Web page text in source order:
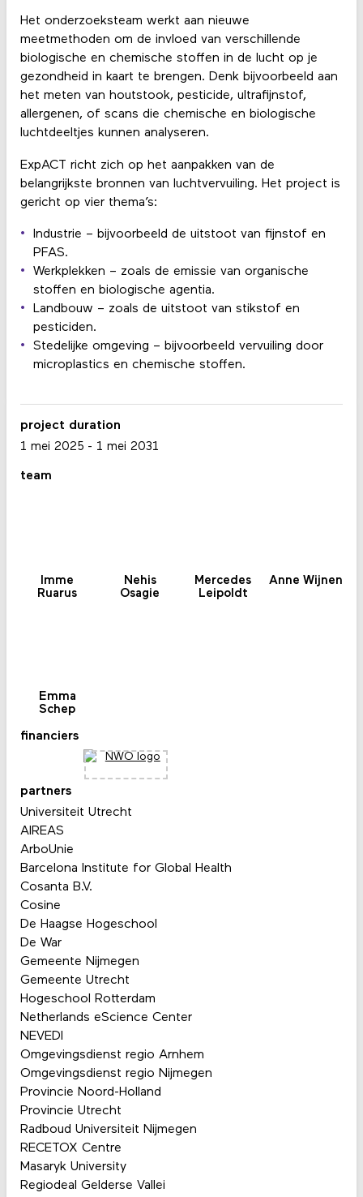
Het onderzoeksteam werkt aan nieuwe
meetmethoden om de invloed van verschillende
biologische en chemische stoffen in de lucht op je
gezondheid in kaart te brengen. Denk bijvoorbeeld aan
het meten van houtstook, pesticide, ultrafijnstof,
allergenen, of scans die chemische en biologische
luchtdeeltjes kunnen analyseren.
ExpACT richt zich op het aanpakken van de
belangrijkste bronnen van luchtvervuiling. Het project is
gericht op vier thema’s:
Industrie – bijvoorbeeld de uitstoot van fijnstof en
PFAS.
Werkplekken – zoals de emissie van organische
stoffen en biologische agentia.
Landbouw – zoals de uitstoot van stikstof en
pesticiden.
Stedelijke omgeving – bijvoorbeeld vervuiling door
microplastics en chemische stoffen.
project duration
1 mei 2025- 1 mei 2031
team
Imme
Ruarus
Nehis
Osagie
Mercedes
Leipoldt
Anne Wijnen
Emma
Schep
financiers
partners
Universiteit Utrecht
AIREAS
ArboUnie
Barcelona Institute for Global Health
Cosanta B.V.
Cosine
De Haagse Hogeschool
De War
Gemeente Nijmegen
Gemeente Utrecht
Hogeschool Rotterdam
Netherlands eScience Center
NEVEDI
Omgevingsdienst regio Arnhem
Omgevingsdienst regio Nijmegen
Provincie Noord-Holland
Provincie Utrecht
Radboud Universiteit Nijmegen
RECETOX Centre
Masaryk University
Regiodeal Gelderse Vallei